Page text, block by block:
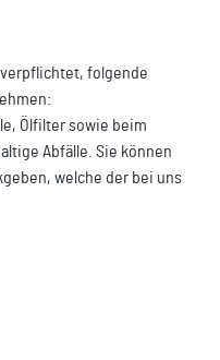
folgende
Ölfilter sowie beim
Abfälle. Sie können
welche der bei uns